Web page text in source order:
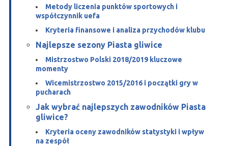
Metody liczenia punktów sportowych i
współczynnik uefa
Kryteria finansowe i analiza przychodów klubu
Najlepsze sezony Piasta gliwice
Mistrzostwo Polski 2018/2019 kluczowe
momenty
Wicemistrzostwo 2015/2016 i początki gry w
pucharach
Jak wybrać najlepszych zawodników Piasta
gliwice?
Kryteria oceny zawodników statystyki i wpływ
na zespół